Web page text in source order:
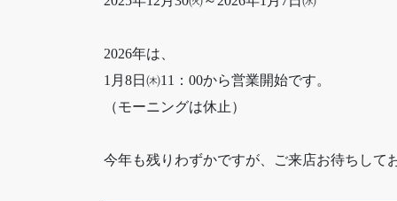
2026年は、
1月8日㈭11：00から営業開始です。
（モーニングは休止）
今年も残りわずかですが、ご来店お待ちして